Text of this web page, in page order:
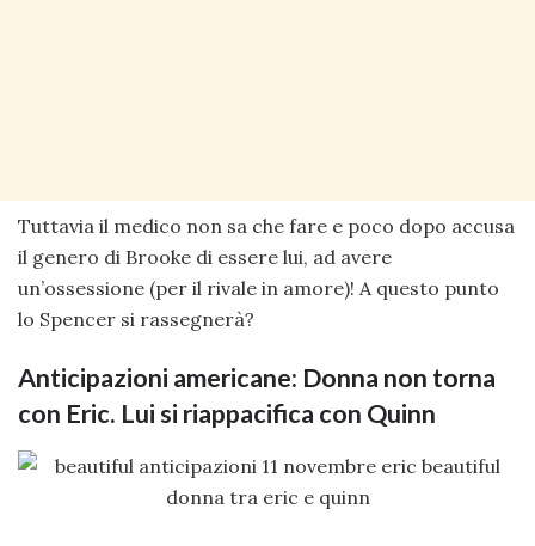
Tuttavia il medico non sa che fare e poco dopo accusa
il genero di Brooke di essere lui, ad avere
un’ossessione (per il rivale in amore)! A questo punto
lo Spencer si rassegnerà?
Anticipazioni americane: Donna non torna
con Eric. Lui si riappacifica con Quinn